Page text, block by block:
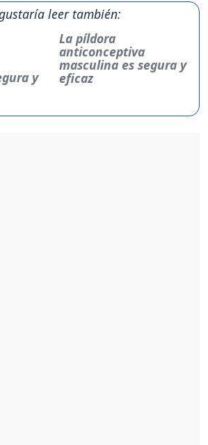
leer también:
La píldora
anticonceptiva
masculina es segura y
eficaz